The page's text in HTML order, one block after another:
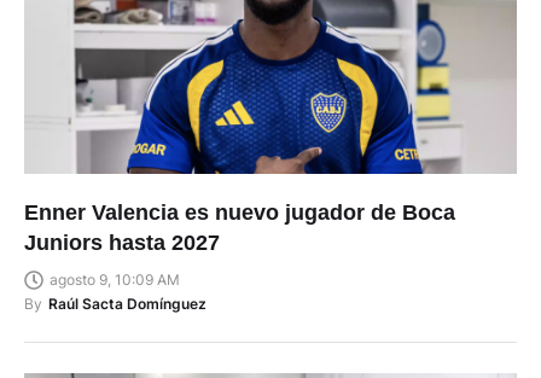
Enner Valencia es nuevo jugador de Boca
Juniors hasta 2027
agosto 9, 10:09 AM
By Raúl Sacta Domínguez